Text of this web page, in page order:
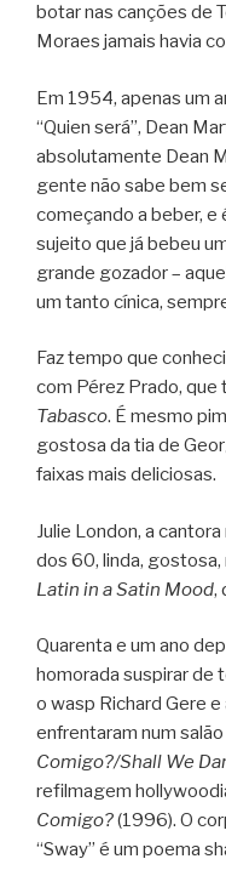
botar nas canções de
Moraes jamais havia
Em 1954, apenas um
“Quien será”, Dean
absolutamente Dean
gente não sabe bem
começando a beber, e
sujeito que já bebeu
grande gozador –
um tanto cínica,
Faz tempo que
com Pérez Prado,
Tabasco. É mesmo
gostosa da tia de
faixas mais deliciosas.
Julie London, a
dos 60, linda, gostosa,
Latin in a Satin Mood,
Quarenta e um ano
homorada suspirar de
o wasp Richard Gere
enfrentaram num salão
Comigo?/Shall We
refilmagem
Comigo?(1996). O
“Sway” é um poema